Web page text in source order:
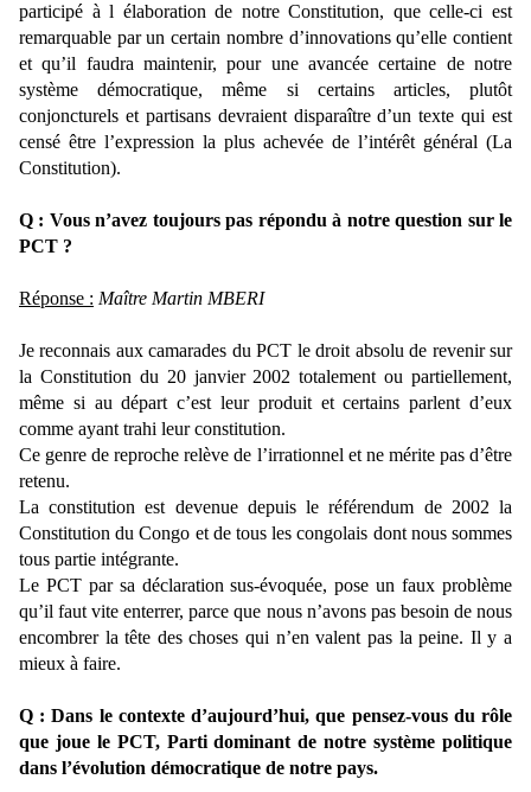
participé à l élaboration de notre Constitution, que celle-ci est
remarquable par un certain nombre d’innovations qu’elle contient
et qu’il faudra maintenir, pour une avancée certaine de notre
système démocratique, même si certains articles, plutôt
conjoncturels et partisans devraient disparaître d’un texte qui est
censé être l’expression la plus achevée de l’intérêt général (La
Constitution).
Q : Vous n’avez toujours pas répondu à notre question sur le
PCT ?
Réponse : Maître Martin MBERI
Je reconnais aux camarades du PCT le droit absolu de revenir sur
la Constitution du 20 janvier 2002 totalement ou partiellement,
même si au départ c’est leur produit et certains parlent d’eux
comme ayant trahi leur constitution.
Ce genre de reproche relève de l’irrationnel et ne mérite pas d’être
retenu.
La constitution est devenue depuis le référendum de 2002 la
Constitution du Congo et de tous les congolais dont nous sommes
tous partie intégrante.
Le PCT par sa déclaration sus-évoquée, pose un faux problème
qu’il faut vite enterrer, parce que nous n’avons pas besoin de nous
encombrer la tête des choses qui n’en valent pas la peine. Il y a
mieux à faire.
Q : Dans le contexte d’aujourd’hui, que pensez-vous du rôle
que joue le PCT, Parti dominant de notre système politique
dans l’évolution démocratique de notre pays.